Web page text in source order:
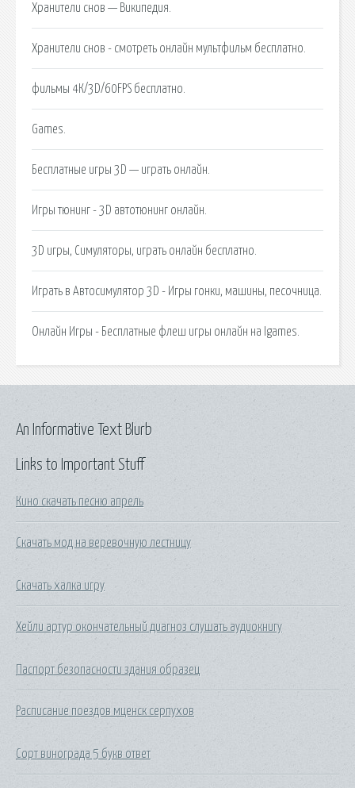
Хранители снов — Википедия.
Хранители снов - смотреть онлайн мультфильм бесплатно.
фильмы 4К/3D/60FPS бесплатно.
Games.
Бесплатные игры 3D — играть онлайн.
Игры тюнинг - 3D автотюнинг онлайн.
3D игры, Симуляторы, играть онлайн бесплатно.
Играть в Автосимулятор 3D - Игры гонки, машины, песочница.
Онлайн Игры - Бесплатные флеш игры онлайн на Igames.
Links to Important Stuff
Кино скачать песню апрель
Скачать мод на веревочную лестницу
Скачать халка игру
Хейли артур окончательный диагноз слушать аудиокнигу
Паспорт безопасности здания образец
Расписание поездов мценск серпухов
Сорт винограда 5 букв ответ
An Informative Text Blurb